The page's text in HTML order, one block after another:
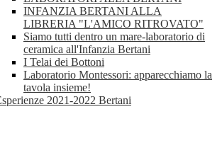
INFANZIA BERTANI ALLA
LIBRERIA "L'AMICO RITROVATO"
Siamo tutti dentro un mare-laboratorio di
ceramica all'Infanzia Bertani
I Telai dei Bottoni
Laboratorio Montessori: apparecchiamo la
tavola insieme!
2021-2022 Bertani